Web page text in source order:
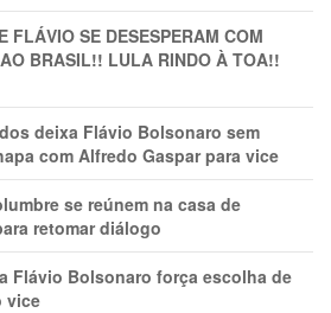
FLÁVIO SE DESESPERAM COM
BRASIL!! LULA RINDO À TOA!!
deixa Flávio Bolsonaro sem
com Alfredo Gaspar para vice
se reúnem na casa de
retomar diálogo
Flávio Bolsonaro força escolha de
vice